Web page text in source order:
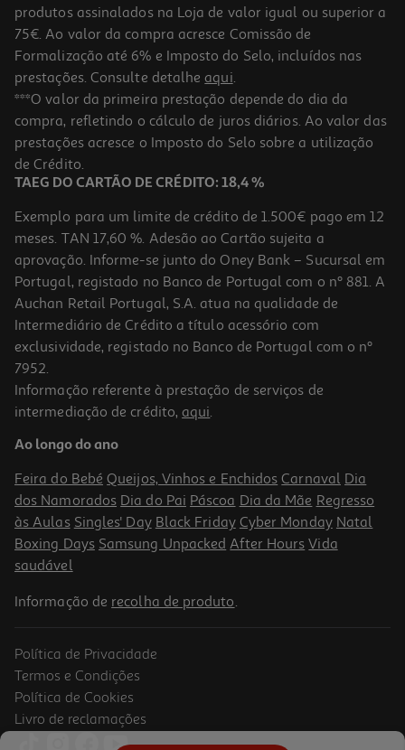
Portátil Gaming Hp Hyperx Omen 15-Gb0014npx (15.3" Amd Ryzen
5/ram: 24gb/1tb Nvidia Rtx 5050)
1599.99 €/un
1.599,99 €
Portatil Gaming Hp Omen 16-U1006np (16" Intel I9-14900hx Ram:
32gb 1tb Nvidia Geforce Rtx 4070 8gb)
2899.99 €/un
2.899,99 €
produtos assinalados na Loja de valor igual ou superior a
75€. Ao valor da compra acresce Comissão de
Formalização até 6% e Imposto do Selo, incluídos nas
prestações. Consulte detalhe aqui.
***O valor da primeira prestação depende do dia da
compra, refletindo o cálculo de juros diários. Ao valor das
prestações acresce o Imposto do Selo sobre a utilização
de Crédito.
TAEG DO CARTÃO DE CRÉDITO: 18,4 %
Exemplo para um limite de crédito de 1.500€ pago em 12
meses. TAN 17,60 %. Adesão ao Cartão sujeita a
aprovação. Informe-se junto do Oney Bank – Sucursal em
Portugal, registado no Banco de Portugal com o nº 881. A
Auchan Retail Portugal, S.A. atua na qualidade de
Intermediário de Crédito a título acessório com
exclusividade, registado no Banco de Portugal com o nº
7952.
Informação referente à prestação de serviços de
intermediação de crédito, aqui.
Ao longo do ano
Feira do Bebé Queijos, Vinhos e Enchidos Carnaval Dia
dos Namorados Dia do Pai Páscoa Dia da Mãe Regresso
às Aulas Singles' Day Black Friday Cyber Monday Natal
Boxing Days Samsung Unpacked After Hours Vida
saudável
Informação de recolha de produto.
Política de Privacidade
Termos e Condições
Política de Cookies
Livro de reclamações